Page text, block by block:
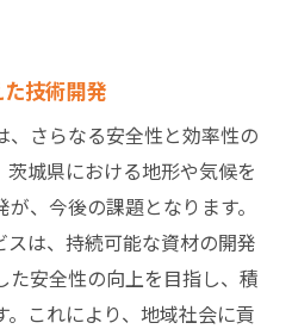
技術開発
さらなる安全性と効率性の
城県における地形や気候を
、今後の課題となります。
は、持続可能な資材の開発
安全性の向上を目指し、積
これにより、地域社会に貢